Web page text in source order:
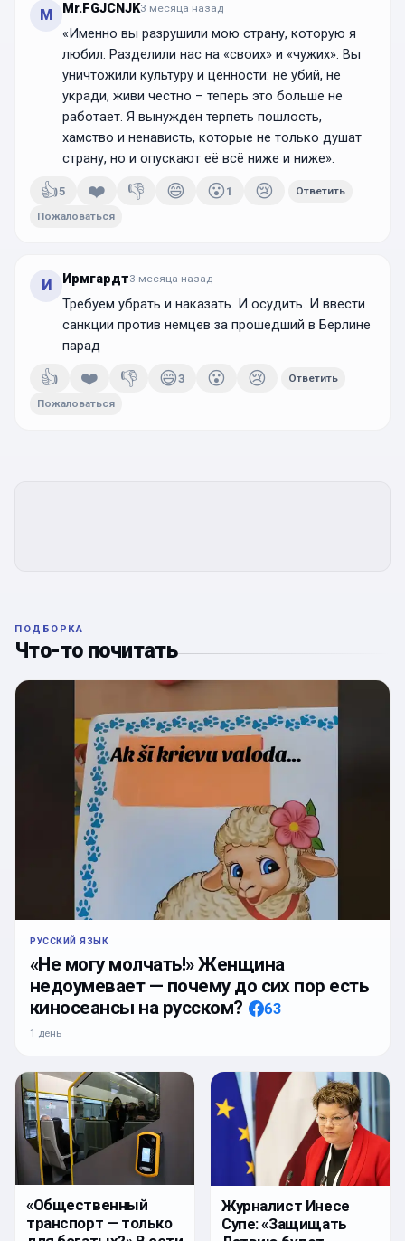
M Mr.FGJCNJK3 месяца назад
«Именно вы разрушили мою страну, которую я
любил. Разделили нас на «своих» и «чужих». Вы
уничтожили культуру и ценности: не убий, не
укради, живи честно – теперь это больше не
работает. Я вынужден терпеть пошлость,
хамство и ненависть, которые не только душат
страну, но и опускают её всё ниже и ниже».
👍5 ❤️ 👎 😄 😮 1 😢 Ответить
Пожаловаться
И Ирмгардт3 месяца назад
Требуем убрать и наказать. И осудить. И ввести
санкции против немцев за прошедший в Берлине
парад
👍 ❤️ 👎 😄3 😮 😢 Ответить
Пожаловаться
ПОДБОРКА
Что-то почитать
РУССКИЙ ЯЗЫК
«Не могу молчать!» Женщина
недоумевает — почему до сих пор есть
киносеансы на русском?
63
1 день
«Общественный
транспорт — только
Журналист Инесе
Супе: «Защищать